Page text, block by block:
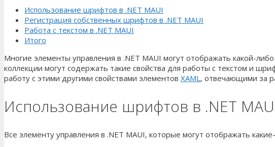
Использование шрифтов в .NET MAUI
Регистрация собственных шрифтов в .NET MAUI
Работа с текстом в .NET MAUI
Итого
Многие элементы управления в .NET MAUI могут отображать какой-
коллекции могут содержать такие свойства для работы с текстом и
работу с этими другими свойствами элементов XAML, отвечающими за
Использование шрифтов в .NET
Все элементу управления в .NET MAUI, которые могут отображать